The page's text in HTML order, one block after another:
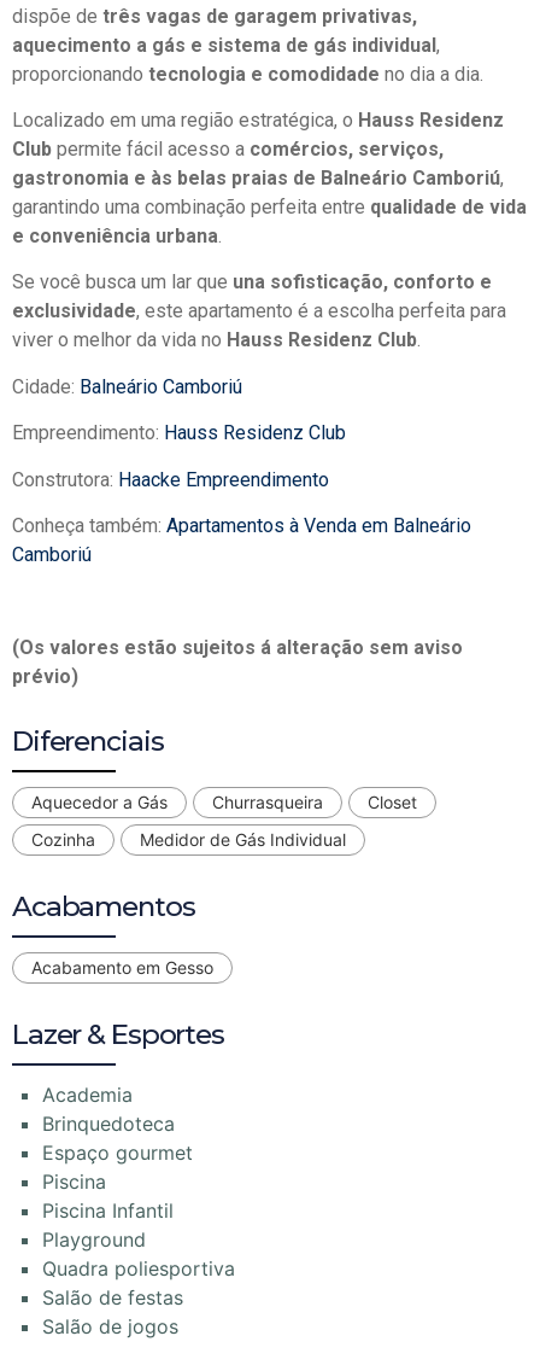
dispõe de três vagas de garagem privativas,
aquecimento a gás e sistema de gás individual,
proporcionando tecnologia e comodidade no dia a dia.
Localizado em uma região estratégica, o Hauss Residenz
Club permite fácil acesso a comércios, serviços,
gastronomia e às belas praias de Balneário Camboriú,
garantindo uma combinação perfeita entre qualidade de vida
e conveniência urbana.
Se você busca um lar que una sofisticação, conforto e
exclusividade, este apartamento é a escolha perfeita para
viver o melhor da vida no Hauss Residenz Club.
Cidade: Balneário Camboriú
Empreendimento: Hauss Residenz Club
Construtora: Haacke Empreendimento
Conheça também: Apartamentos à Venda em Balneário
Camboriú
(Os valores estão sujeitos á alteração sem aviso
prévio)
Diferenciais
Aquecedor a Gás Churrasqueira
Closet
Cozinha
Medidor de Gás Individual
Acabamentos
Acabamento em Gesso
Lazer & Esportes
Academia
Brinquedoteca
Espaço gourmet
Piscina
Piscina Infantil
Playground
Quadra poliesportiva
Salão de festas
Salão de jogos